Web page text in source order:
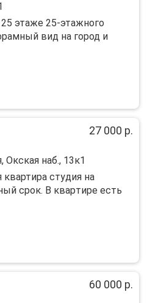
этаже 25-этажного
вид на город и
27 000 р.
наб., 13к1
cтудия на
cрок. B квapтиpe есть
60 000 р.